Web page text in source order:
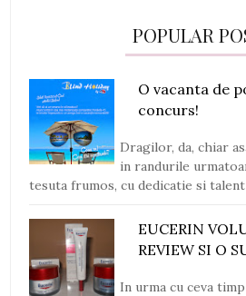
POPULAR
O vacanta de
concurs!
Dragilor, da, chiar
in randurile
tesuta frumos, cu dedicatie si
EUCERIN
REVIEW SI O
In urma cu ceva